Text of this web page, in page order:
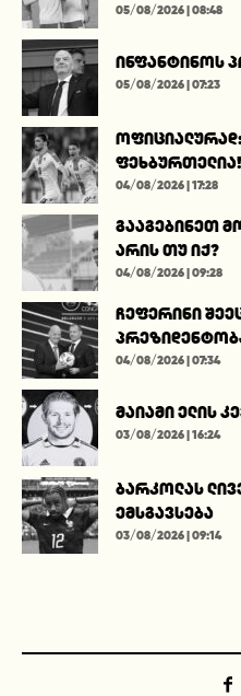
05/08/2026 | 08:48
ინფანტინოს
05/08/2026 | 07:23
ფეხბურთელია!
04/08/2026 | 17:28
გააგებინეთ
არის თუ იქ?
04/08/2026 | 09:28
ჩეფერინი
04/08/2026 | 07:34
მაიამი ელის
03/08/2026 | 16:24
ბარკოლას
ემსგავსება
03/08/2026 | 09:14